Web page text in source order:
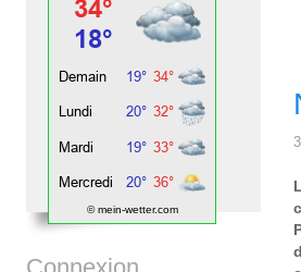
© mein-wetter.com